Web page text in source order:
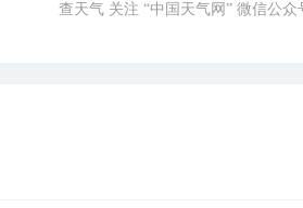
查天气 关注 “中国天气网” 微信公众